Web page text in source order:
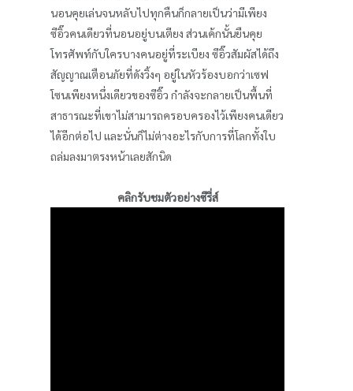
นอนคุยเล่นจนหลับไปทุกคืนก็กลายเป็นว่ามีเพียง
ซีอิ๊วคนเดียวที่นอนอยู่บนเตียง ส่วนเค้กนั้นยืนคุย
โทรศัพท์กับใครบางคนอยู่ที่ระเบียง ซีอิ๊วสัมผัสได้ถึง
สัญญาณเตือนภัยที่ดังวิ้งๆ อยู่ในหัวร้องบอกว่าเซฟ
โซนเพียงหนึ่งเดียวของซีอิ๊ว กำลังจะกลายเป็นพื้นที่
สาธารณะที่เขาไม่สามารถครอบครองไว้เพียงคนเดียว
ได้อีกต่อไป และนั่นก็ไม่ต่างอะไรกับการที่โลกทั้งใบ
ถล่มลงมาตรงหน้าเลยสักนิด
คลิกรับชมตัวอย่างซีรี่ส์